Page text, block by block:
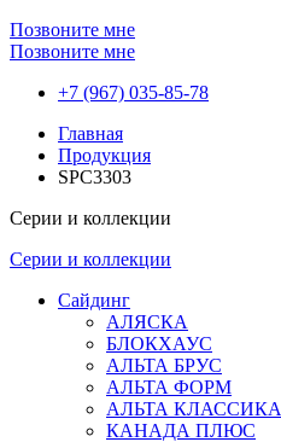
Позвоните мне
Позвоните мне
+7 (967) 035-85-78
Главная
Продукция
SPC3303
Серии и коллекции
Серии и коллекции
Сайдинг
АЛЯСКА
БЛОКХАУС
АЛЬТА БРУС
АЛЬТА ФОРМ
АЛЬТА КЛАССИКА
КАНАДА ПЛЮС